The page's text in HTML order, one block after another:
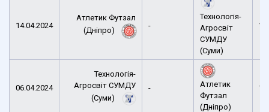
14.04.2024
Атлетик Футзал
(Дніпро)
-
Технологія-
Агросвіт
СУМДУ
(Суми)
06.04.2024
Технологія-
Агросвіт СУМДУ
(Суми)
-
Атлетик
Футзал
(Дніпро)